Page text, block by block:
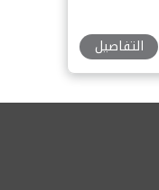
التفاصيل